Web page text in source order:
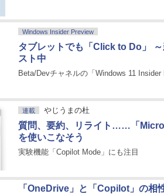
Windows Insider Preview
タブレットでも「Click to Do」
スト中
Beta/Devチャネルの「Windows 11
連載 やじうまの杜
質問、要約、リライト……「
を使いこなそう
実験機能「Copilot Mode」にも注目
「OneDrive」と「Copilot」の相